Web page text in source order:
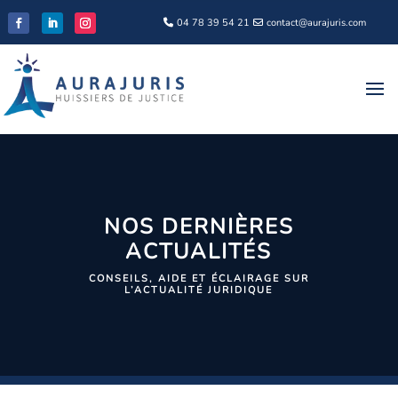
04 78 39 54 21 contact@aurajuris.com
NOS DERNIÈRES
ACTUALITÉS
CONSEILS, AIDE ET ÉCLAIRAGE SUR
L’ACTUALITÉ JURIDIQUE